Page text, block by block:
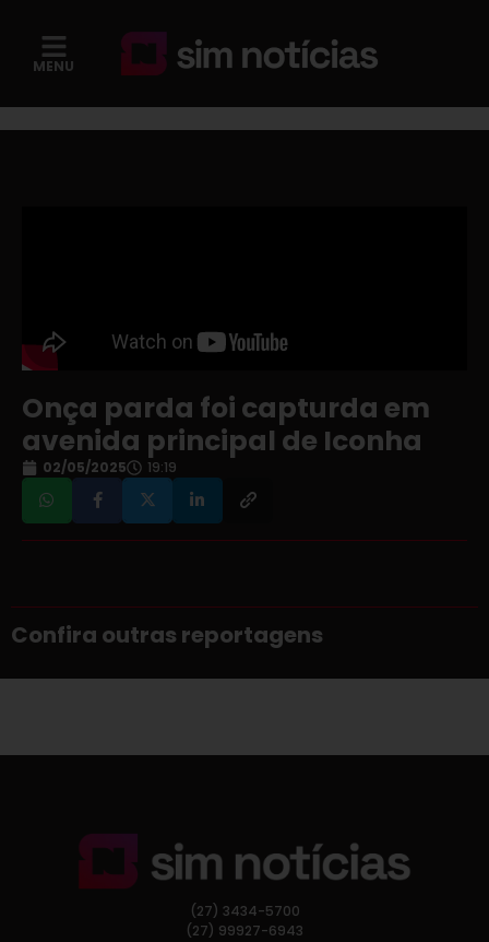
MENU
Onça parda foi capturda em
avenida principal de Iconha
02/05/2025 19:19
Confira outras reportagens
(27) 3434-5700
(27) 99927-6943